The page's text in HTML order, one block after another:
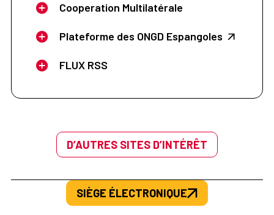
Cooperation Multilatérale
Plateforme des ONGD Espangoles
FLUX RSS
D’AUTRES SITES D’INTÉRÊT
SIÈGE ÉLECTRONIQUE